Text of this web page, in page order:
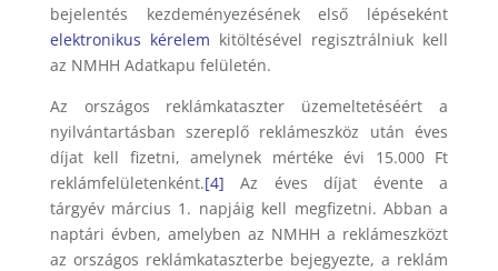
bejelentés kezdeményezésének első lépéseként
elektronikus kérelem kitöltésével regisztrálniuk kell
az NMHH Adatkapu felületén.
Az országos reklámkataszter üzemeltetéséért a
nyilvántartásban szereplő reklámeszköz után éves
díjat kell fizetni, amelynek mértéke évi 15.000 Ft
reklámfelületenként.[4] Az éves díjat évente a
tárgyév március 1. napjáig kell megfizetni. Abban a
naptári évben, amelyben az NMHH a reklámeszközt
az országos reklámkataszterbe bejegyezte, a reklám